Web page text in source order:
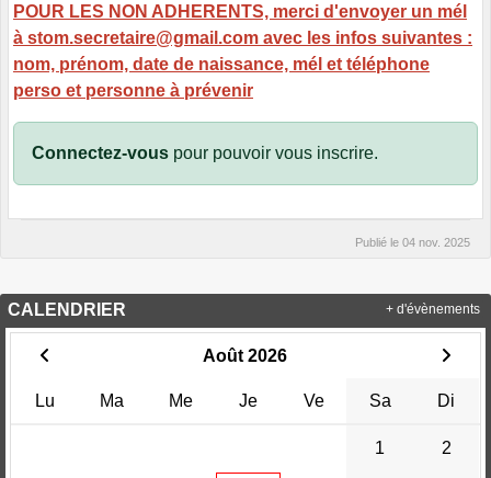
POUR LES NON ADHERENTS, merci d'envoyer un mél
à stom.secretaire@gmail.com avec les infos suivantes :
nom, prénom, date de naissance, mél et téléphone
perso et personne à prévenir
Connectez-vous pour pouvoir vous inscrire.
Publié le 04 nov. 2025
CALENDRIER
Août 2026
Lu Ma Me Je Ve Sa Di
1 2
+ d'évènements